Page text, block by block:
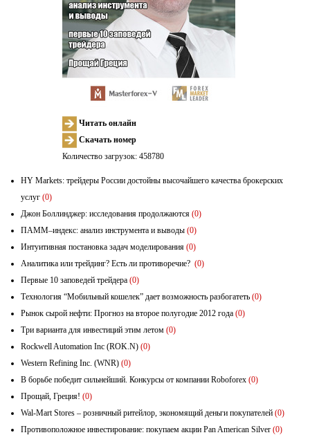
Читать онлайн
Скачать номер
Количество загрузок: 458780
HY Markets: трейдеры России достойны высочайшего качества брокерских
услуг (0)
Джон Боллинджер: исследования продолжаются (0)
ПАММ–индекс: анализ инструмента и выводы (0)
Интуитивная постановка задач моделирования (0)
Аналитика или трейдинг? Есть ли противоречие? (0)
Первые 10 заповедей трейдера (0)
Технология “Мобильный кошелек” дает возможность разбогатеть (0)
Рынок сырой нефти: Прогноз на второе полугодие 2012 года (0)
Три варианта для инвестиций этим летом (0)
Rockwell Automation Inc (ROK.N) (0)
Western Refining Inc. (WNR) (0)
В борьбе победит сильнейший. Конкурсы от компании Roboforex (0)
Прощай, Греция! (0)
Wal-Mart Stores – розничный ритейлор, экономящий деньги покупателей (0)
Противоположное инвестирование: покупаем акции Pan American Silver (0)